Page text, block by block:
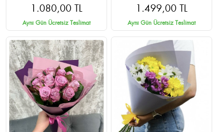
1.080,00 TL
Aynı Gün Ücretsiz Teslimat
1.499,00 TL
Aynı Gün Ücretsiz Teslimat